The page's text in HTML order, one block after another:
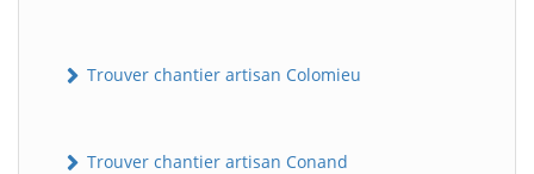
Trouver chantier artisan Colomieu
Trouver chantier artisan Conand